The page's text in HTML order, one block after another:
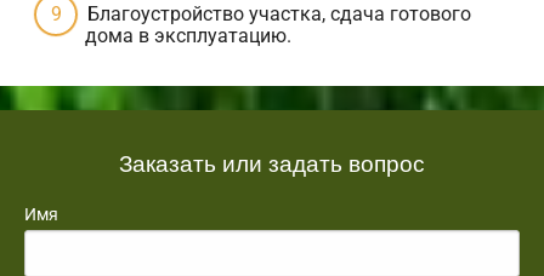
Благоустройство участка, сдача готового
дома в эксплуатацию.
Заказать или задать вопрос
Имя